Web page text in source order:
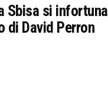
Sbisa si infortuna
di David Perron